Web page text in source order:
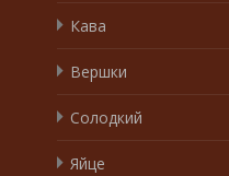
Кава
Вершки
Солодкий
Яйце